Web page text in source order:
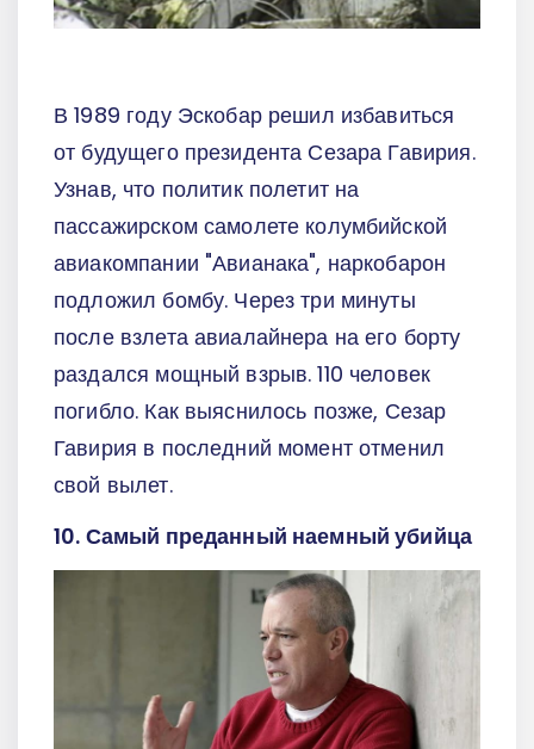
В 1989 году Эскобар решил избавиться
от будущего президента Сезара Гавирия.
Узнав, что политик полетит на
пассажирском самолете колумбийской
авиакомпании "Авианака", наркобарон
подложил бомбу. Через три минуты
после взлета авиалайнера на его борту
раздался мощный взрыв. 110 человек
погибло. Как выяснилось позже, Сезар
Гавирия в последний момент отменил
свой вылет.
10. Самый преданный наемный убийца